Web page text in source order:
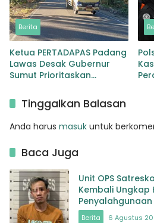
Berita
Ketua PERTADAPAS Padang
Lawas Desak Gubernur
Sumut Prioritaskan
Sibuhuan–Gunungtua
Tinggalkan Balasan
Anda harus masuk untuk
Baca Juga
Unit OPS
Kembali Ungkap
Jenis Sabu
Berita 6 Agustus